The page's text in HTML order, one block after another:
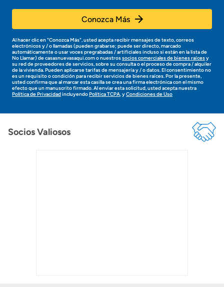
Obtener ofertas por mi casa
a
t
a
r
á
p
r
o
n
t
!
Conozca Más
Al hacer clic en "Conozca Más", usted acepta recibir mensajes de texto, correos
electrónicos y / o llamadas (pueden grabarse; puede ser directo, marcado
automáticamente o usar voces pregrabadas / artificiales incluso si están en la lista de
No Llamar) de casasnuevasaqui.com o nuestrossocios comerciales de bienes raícesy
su red de proveedores de servicios, sobre su consulta o el proceso de compra / alquiler
de la vivienda. Pueden aplicarse tarifas de mensajería y / o datos. El consentimiento no
es un requisito o condición para recibir servicios de bienes raíces. Por la presente,
usted confirma que al marcar esta casilla se crea una firma electrónica con el mismo
efecto que un manuscrito firmado. Al enviar esta solicitud, usted acepta nuestra
Política de PrivacidadincluyendoPolítica TCPA, yCondiciones de Uso
Socios Valiosos